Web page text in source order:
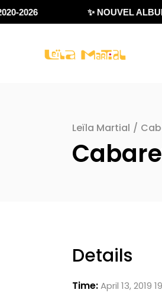
2026 ✨ NOUVEL
Leïla Martial /
Details
Time:April 13, 2019